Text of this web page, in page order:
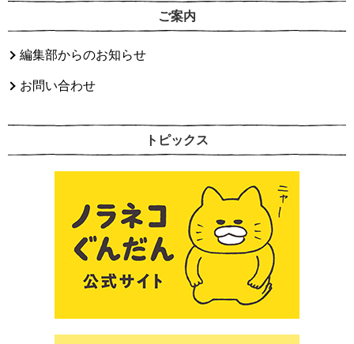
ご案内
編集部からのお知らせ
お問い合わせ
トピックス